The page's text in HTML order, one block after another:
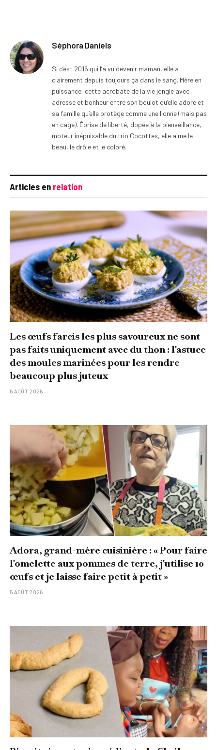
Séphora Daniels
Si c’est 2016 qui l’a vu devenir maman, elle a
clairement depuis toujours ça dans le sang. Mère en
puissance, cette acrobate de la vie jongle avec
adresse et bonheur entre son boulot qu’elle adore et
sa famille qu’elle protège comme une lionne (mais pas
en cage). Éprise de liberté, dopée à la bienveillance,
moteur inépuisable du trio Cocottes, elle aime le
beau, le drôle et le coloré.
Articles en relation
Les œufs farcis les plus savoureux ne sont
pas faits uniquement avec du thon : l'astuce
des moules marinées pour les rendre
beaucoup plus juteux
6 AOÛT 2026
Adora, grand-mère cuisinière : « Pour faire
l'omelette aux pommes de terre, j'utilise 10
œufs et je laisse faire petit à petit »
5 AOÛT 2026